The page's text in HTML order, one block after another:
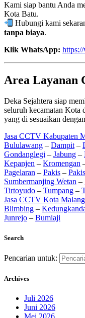
Kami siap bantu Anda
Kota Batu.
Hubungi kami
tanpa biaya.
Klik WhatsApp:
Area Layanan
Deka Sejahtera siap
seluruh kecamatan Kota
yang di sesuaikan
Jasa CCTV Kabupaten
Bululawang – Dampit–
Gondanglegi – Jabung –
Kepanjen – Kromengan
Pagelaran – Pakis –
Sumbermanjing Wetan –
Tirtoyudo – Tumpang –
Jasa CCTV Kota Malang
Blimbing –
Junrejo – Bumiaji
Search
Pencarian untuk:
Archives
Juli 2026
Juni 2026
Mei 2026